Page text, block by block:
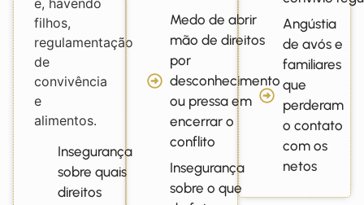
filhos,
regulamentação
de
convivência
e
alimentos.
Insegurança
sobre quais
direitos
Medo de abrir
mão de direitos
por
desconhecimento
ou pressa em
encerrar o
conflito
Insegurança
sobre o que
Angústia
de avós e
familiares
que
perderam
o contato
com os
netos